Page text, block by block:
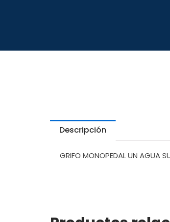
Descripción
GRIFO MONOPEDAL UN AGUA